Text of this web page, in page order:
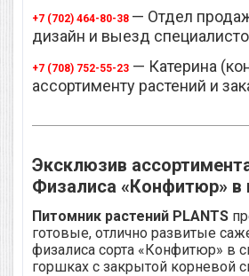
+7 (702) 464-80-38 — Отдел
дизайн и выезд
+7 (708) 752-55-23 — Катерина
ассортименту растений и
Эксклюзив
Физалиса «Конфитюр» в
Питомник растений PLANTS
готовые, отлично развитые
физалиса сорта «Конфитюр» в
горшках с закрытой корневой